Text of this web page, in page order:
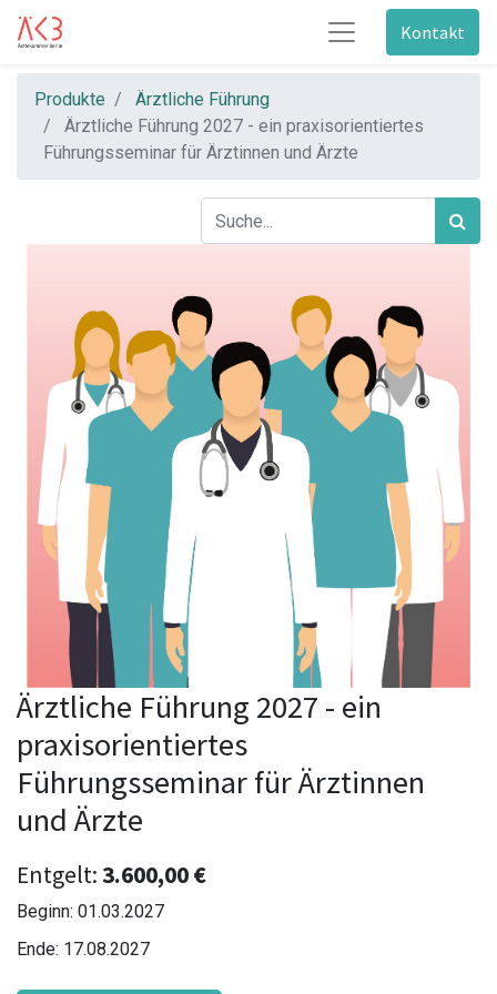
Kontakt
Produkte
Ärztliche Führung
Ärztliche Führung 2027 - ein praxisorientiertes
Führungsseminar für Ärztinnen und Ärzte
Ärztliche Führung 2027 - ein
praxisorientiertes
Führungsseminar für Ärztinnen
und Ärzte
Entgelt:3.600,00€
Beginn: 01.03.2027
Ende: 17.08.2027